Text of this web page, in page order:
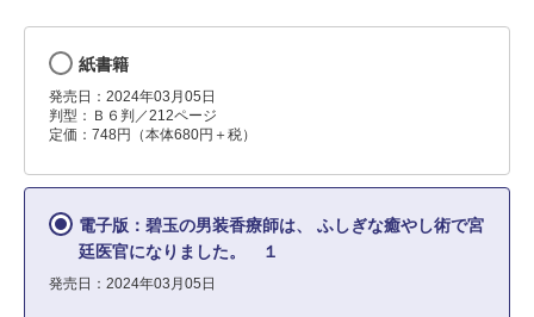
紙書籍
発売日：2024年03月05日
判型：Ｂ６判／212ページ
定価：748円（本体680円＋税）
電子版：碧玉の男装香療師は、 ふしぎな癒やし術で宮
廷医官になりました。 １
発売日：2024年03月05日